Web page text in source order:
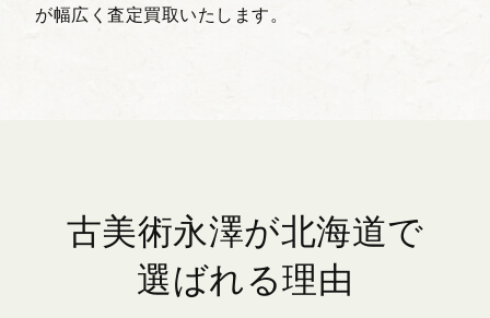
が幅広く査定買取いたします。
古美術永澤が北海道で
選ばれる理由